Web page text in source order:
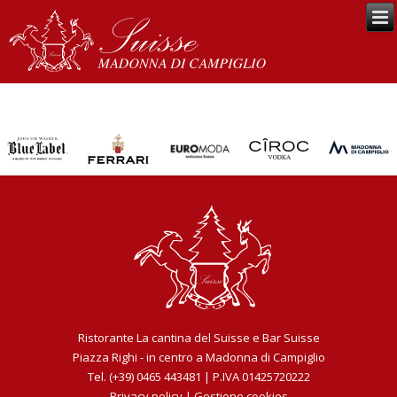
Ristorante La cantina del Suisse e Bar Suisse
Piazza Righi - in centro a Madonna di Campiglio
Tel. (+39) 0465 443481 | P.IVA 01425720222